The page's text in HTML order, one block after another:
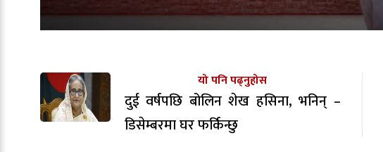
यो पनि पढ्नुहोस
दुई वर्षपछि बोलिन शेख हसिना, भनिन् –
डिसेम्बरमा घर फर्किन्छु